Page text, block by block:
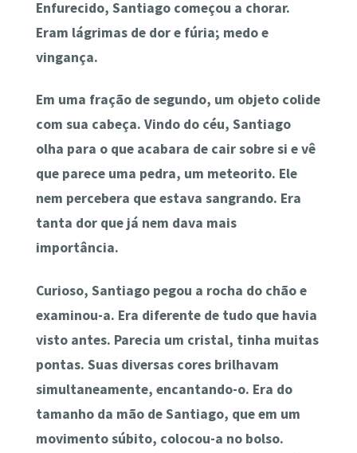
Enfurecido, Santiago começou a chorar.
Eram lágrimas de dor e fúria; medo e
vingança.
Em uma fração de segundo, um objeto colide
com sua cabeça. Vindo do céu, Santiago
olha para o que acabara de cair sobre si e vê
que parece uma pedra, um meteorito. Ele
nem percebera que estava sangrando. Era
tanta dor que já nem dava mais
importância.
Curioso, Santiago pegou a rocha do chão e
examinou-a. Era diferente de tudo que havia
visto antes. Parecia um cristal, tinha muitas
pontas. Suas diversas cores brilhavam
simultaneamente, encantando-o. Era do
tamanho da mão de Santiago, que em um
movimento súbito, colocou-a no bolso.